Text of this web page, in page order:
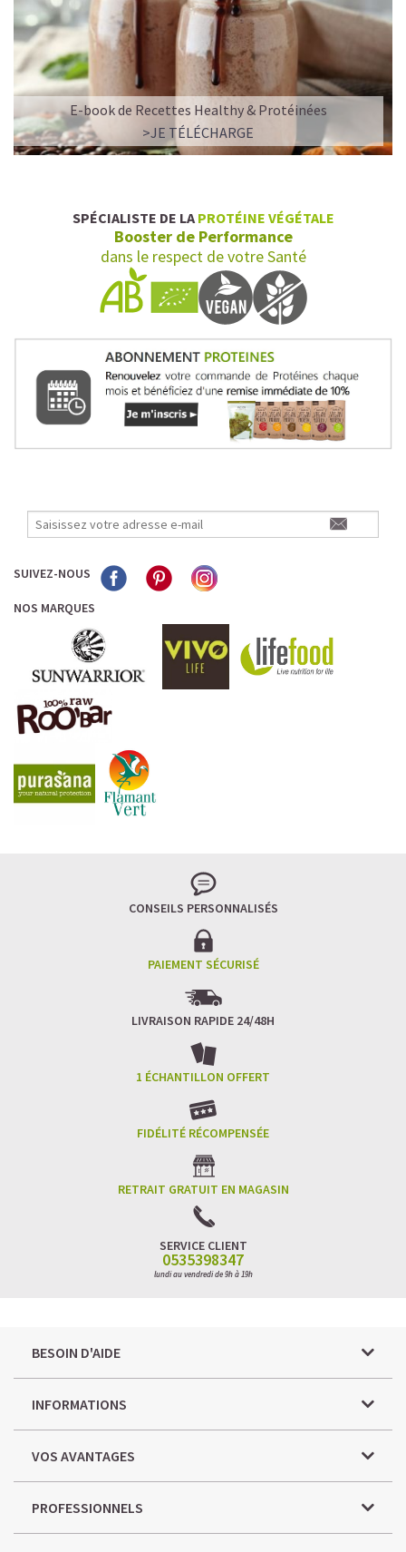
E-book de Recettes Healthy & Protéinées
>JE TÉLÉCHARGE
SPÉCIALISTE DE LA PROTÉINE VÉGÉTALE
Booster de Performance
dans le respect de votre Santé
SUIVEZ-NOUS
NOS MARQUES
CONSEILS PERSONNALISÉS
PAIEMENT SÉCURISÉ
LIVRAISON RAPIDE 24/48H
1 ÉCHANTILLON OFFERT
FIDÉLITÉ RÉCOMPENSÉE
RETRAIT GRATUIT EN MAGASIN
SERVICE CLIENT
0535398347
lundi au vendredi de 9h à 19h
BESOIN D'AIDE
INFORMATIONS
VOS AVANTAGES
PROFESSIONNELS